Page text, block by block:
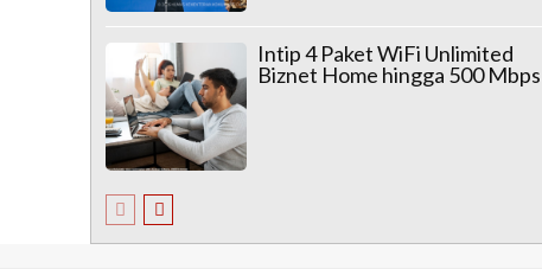
Intip 4 Paket WiFi Unlimited
Biznet Home hingga 500 Mbps